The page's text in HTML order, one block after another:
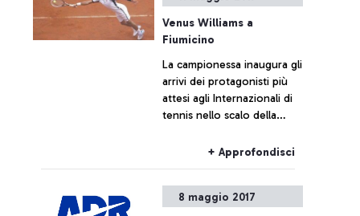
Venus Williams a
Fiumicino
La campionessa inaugura gli
arrivi dei protagonisti più
attesi agli Internazionali di
tennis nello scalo della
+ Approfondisci
8 maggio 2017